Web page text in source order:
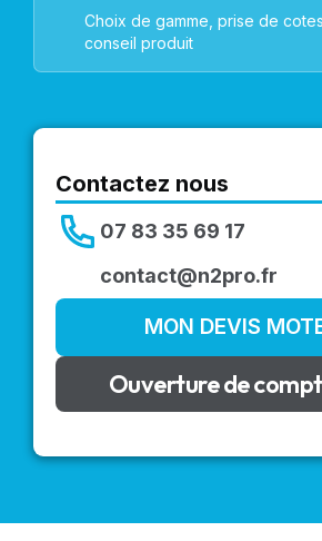
Choix de gamme, prise de
conseil produit
Contactez nous
07 83 35 69 17
contact@n2pro.fr
MON DEVIS
Ouverture de